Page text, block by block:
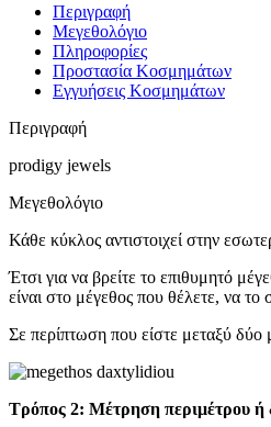
Περιγραφή
Μεγεθολόγιο
Πληροφορίες
Προστασία Κοσμημάτων
Εγγυήσεις Κοσμημάτων
Περιγραφή
prodigy jewels
Μεγεθολόγιο
Κάθε κύκλος αντιστοιχεί στην
Έτσι για να βρείτε το επιθυμητό
είναι στο μέγεθος που θέλετε, να το
Σε περίπτωση που είστε μεταξύ
Τρόπος 2: Μέτρηση περιμέτρου ή